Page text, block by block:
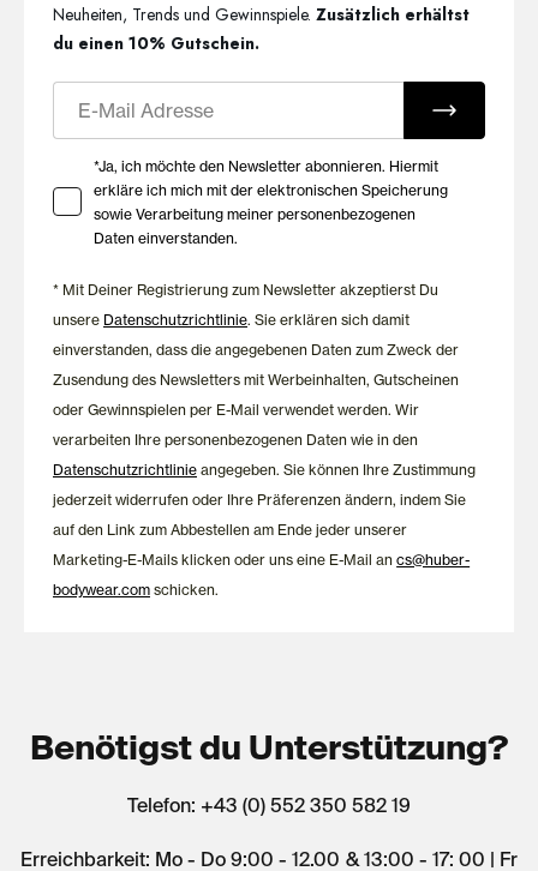
den praktischen Filteroptionen findest du schnell die
passenden Modelle in deiner Größe und deinem bevorzugten
Nur für kurze Zeit erhältlich
Die HUBER Shopping Days sind die perfekte Gelegenheit,
hochwertige Wäsche für Damen und Herren zu attraktiven
Preisen zu entdecken. Sichere dir deine Highlights, solange die
lange Freude bereitet.
Neuheiten, Trends und Gewinnspiele.Zusätzlich erhältst
du einen 10% Gutschein.
Ihre Zustimmung zu Marketing E-Mails
*Ja, ich möchte den Newsletter abonnieren. Hiermit
erkläre ich mich mit der elektronischen Speicherung
sowie Verarbeitung meiner personenbezogenen
Daten einverstanden.
* Mit Deiner Registrierung zum Newsletter akzeptierst Du
unsere Datenschutzrichtlinie. Sie erklären sich damit
einverstanden, dass die angegebenen Daten zum Zweck der
Zusendung des Newsletters mit Werbeinhalten, Gutscheinen
oder Gewinnspielen per E-Mail verwendet werden. Wir
verarbeiten Ihre personenbezogenen Daten wie in den
Datenschutzrichtlinie angegeben. Sie können Ihre Zustimmung
jederzeit widerrufen oder Ihre Präferenzen ändern, indem Sie
auf den Link zum Abbestellen am Ende jeder unserer
Marketing-E-Mails klicken oder uns eine E-Mail ancs@huber-
bodywear.com schicken.
Benötigst du Unterstützung?
Telefon: +43 (0) 552 350 582 19
Erreichbarkeit: Mo - Do 9:00 - 12.00 & 13:00 - 17: 00 | Fr